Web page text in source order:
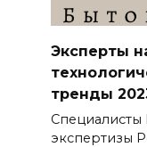
Эксперты
тренды
экспертизы